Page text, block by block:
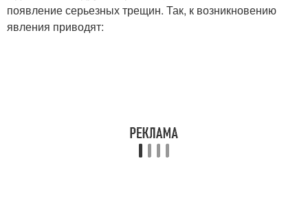
появление серьезных трещин. Так, к возникновению
явления приводят: